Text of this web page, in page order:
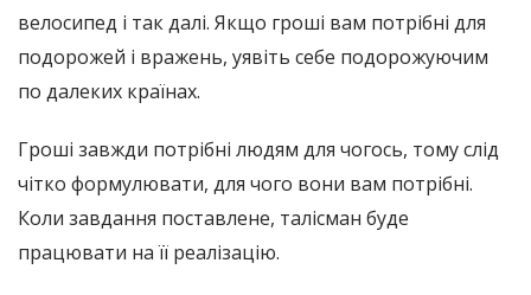
велосипед і так далі. Якщо гроші вам потрібні для
подорожей і вражень, уявіть себе подорожуючим
по далеких країнах.
Гроші завжди потрібні людям для чогось, тому слід
чітко формулювати, для чого вони вам потрібні.
Коли завдання поставлене, талісман буде
працювати на її реалізацію.